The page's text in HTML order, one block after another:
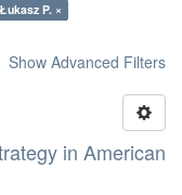
P. ×
Show Advanced Filters
in American